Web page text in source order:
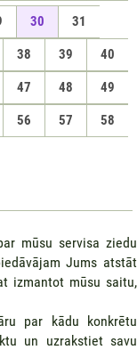
30 31
38 39 40
47 48 49
56 57 58
mūsu servisa ziedu
Jums atstāt
izmantot mūsu saitu,
par kādu konkrētu
un uzrakstiet savu